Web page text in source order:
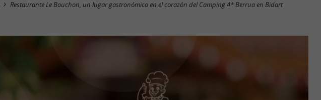
Restaurante Le Bouchon, un lugar gastronómico en el corazón del Camping 4* Berrua en Bidart